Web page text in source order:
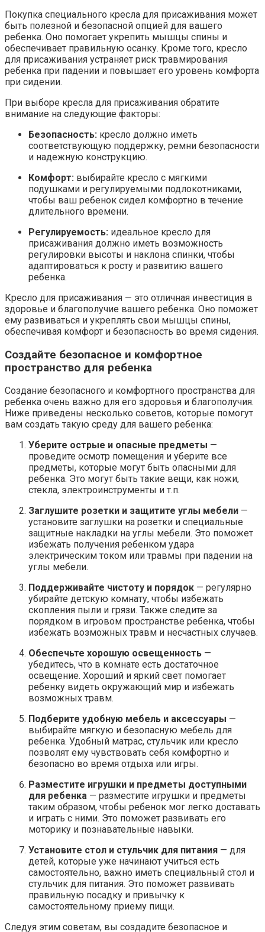
Покупка специального кресла для присаживания может
быть полезной и безопасной опцией для вашего
ребенка. Оно помогает укрепить мышцы спины и
обеспечивает правильную осанку. Кроме того, кресло
для присаживания устраняет риск травмирования
ребенка при падении и повышает его уровень комфорта
при сидении.
При выборе кресла для присаживания обратите
внимание на следующие факторы:
Безопасность: кресло должно иметь
соответствующую поддержку, ремни безопасности
и надежную конструкцию.
Комфорт: выбирайте кресло с мягкими
подушками и регулируемыми подлокотниками,
чтобы ваш ребенок сидел комфортно в течение
длительного времени.
Регулируемость: идеальное кресло для
присаживания должно иметь возможность
регулировки высоты и наклона спинки, чтобы
адаптироваться к росту и развитию вашего
ребенка.
Кресло для присаживания — это отличная инвестиция в
здоровье и благополучие вашего ребенка. Оно поможет
ему развиваться и укреплять свои мышцы спины,
обеспечивая комфорт и безопасность во время сидения.
Создайте безопасное и комфортное
пространство для ребенка
Создание безопасного и комфортного пространства для
ребенка очень важно для его здоровья и благополучия.
Ниже приведены несколько советов, которые помогут
вам создать такую среду для вашего ребенка:
Уберите острые и опасные предметы —
проведите осмотр помещения и уберите все
предметы, которые могут быть опасными для
ребенка. Это могут быть такие вещи, как ножи,
стекла, электроинструменты и т.п.
Заглушите розетки и защитите углы мебели —
установите заглушки на розетки и специальные
защитные накладки на углы мебели. Это поможет
избежать получения ребенком удара
электрическим током или травмы при падении на
углы мебели.
Поддерживайте чистоту и порядок — регулярно
убирайте детскую комнату, чтобы избежать
скопления пыли и грязи. Также следите за
порядком в игровом пространстве ребенка, чтобы
избежать возможных травм и несчастных случаев.
Обеспечьте хорошую освещенность —
убедитесь, что в комнате есть достаточное
освещение. Хороший и яркий свет помогает
ребенку видеть окружающий мир и избежать
возможных травм.
Подберите удобную мебель и аксессуары —
выбирайте мягкую и безопасную мебель для
ребенка. Удобный матрас, стульчик или кресло
позволят ему чувствовать себя комфортно и
безопасно во время отдыха или игры.
Разместите игрушки и предметы доступными
для ребенка — разместите игрушки и предметы
таким образом, чтобы ребенок мог легко доставать
и играть с ними. Это поможет развивать его
моторику и познавательные навыки.
Установите стол и стульчик для питания — для
детей, которые уже начинают учиться есть
самостоятельно, важно иметь специальный стол и
стульчик для питания. Это поможет развивать
правильную посадку и привычку к
самостоятельному приему пищи.
Следуя этим советам, вы создадите безопасное и